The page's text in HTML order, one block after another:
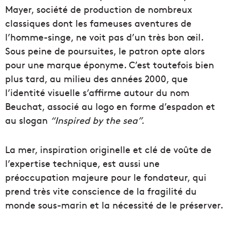
Mayer, société de production de nombreux
classiques dont les fameuses aventures de
l’homme-singe, ne voit pas d’un très bon œil.
Sous peine de poursuites, le patron opte alors
pour une marque éponyme. C’est toutefois bien
plus tard, au milieu des années 2000, que
l’identité visuelle s’affirme autour du nom
Beuchat, associé au logo en forme d’espadon et
au slogan “Inspired by the sea”.
La mer, inspiration originelle et clé de voûte de
l’expertise technique, est aussi une
préoccupation majeure pour le fondateur, qui
prend très vite conscience de la fragilité du
monde sous-marin et la nécessité de le préserver.